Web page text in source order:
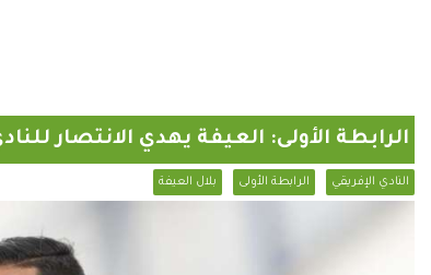
الرابطة الأولى: العيفة يهدي الانتصار
النادي الإفريقي الرابطة الأولى بلال العيفة